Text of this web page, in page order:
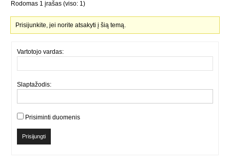
Rodomas 1 įrašas (viso: 1)
Prisijunkite, jei norite atsakyti į šią temą.
Vartotojo vardas:
Slaptažodis:
Prisiminti duomenis
Prisijungti